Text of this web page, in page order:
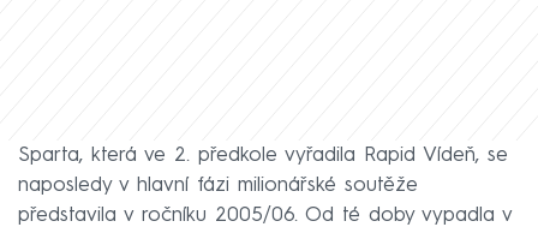
Sparta, která ve 2. předkole vyřadila Rapid Vídeň, se
naposledy v hlavní fázi milionářské soutěže
představila v ročníku 2005/06. Od té doby vypadla v